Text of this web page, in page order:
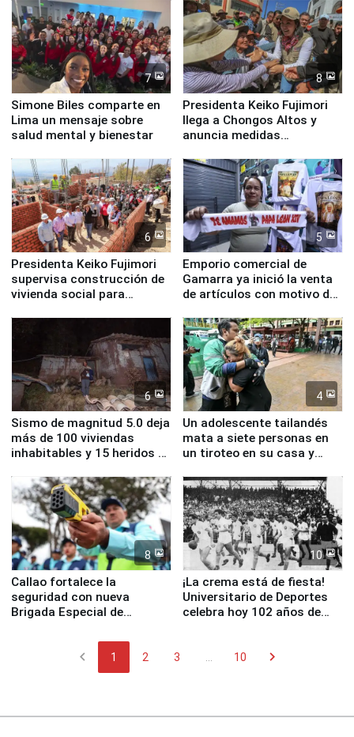
7
Simone Biles comparte en
Lima un mensaje sobre
salud mental y bienestar
8
Presidenta Keiko Fujimori
llega a Chongos Altos y
anuncia medidas
educación, salud y empleo
6
Presidenta Keiko Fujimori
supervisa construcción de
vivienda social para
5
Emporio comercial de
Gamarra ya inició la venta
de artículos con motivo de
6
Sismo de magnitud 5.0 deja
más de 100 viviendas
inhabitables y 15 heridos en
4
Un adolescente tailandés
mata a siete personas en
un tiroteo en su casa y
8
Callao fortalece la
seguridad con nueva
Brigada Especial de
equipamiento para
10
¡La crema está de fiesta!
Universitario de Deportes
celebra hoy 102 años de
chevron_left 1 2 3 10 chevron_right